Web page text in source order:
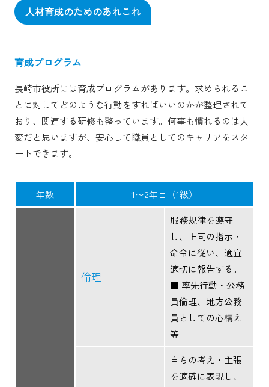
人材育成のためのあれこれ
育成プログラム
長崎市役所には育成プログラムがあります。求められるこ
とに対してどのような行動をすればいいのかが整理されて
おり、関連する研修も整っています。何事も慣れるのは大
変だと思いますが、安心して職員としてのキャリアをスタ
ートできます。
年数 1〜2年目（1級）
倫理
服務規律を遵守
し、上司の指示・
命令に従い、適宜
適切に報告する。
■ 率先行動・公務
員倫理、地方公務
員としての心構え
等
自らの考え・主張
を適確に表現し、